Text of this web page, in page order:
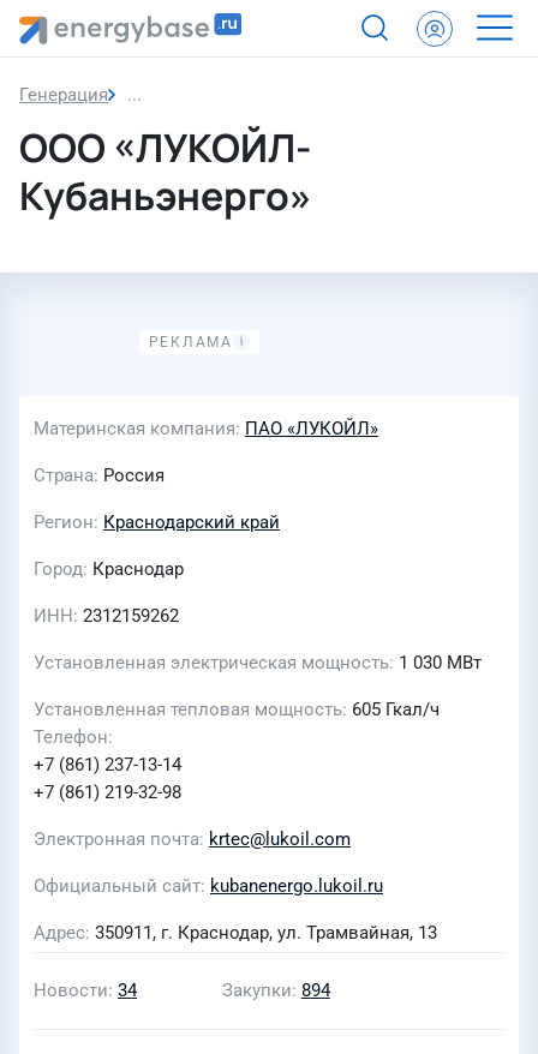
Генерация ООО «ЛУКОЙЛ-Кубаньэнерго»
ООО «ЛУКОЙЛ-
Кубаньэнерго»
Материнская компания ПАО «ЛУКОЙЛ»
Страна Россия
Регион Краснодарский край
Город Краснодар
ИНН 2312159262
Установленная электрическая мощность 1 030 МВт
Установленная тепловая мощность 605 Гкал/ч
Телефон
+7 (861) 237-13-14
+7 (861) 219-32-98
Электронная почта krtec@lukoil.com
Официальный сайт kubanenergo.lukoil.ru
Адрес 350911, г. Краснодар, ул. Трамвайная, 13
Новости 34 Закупки 894